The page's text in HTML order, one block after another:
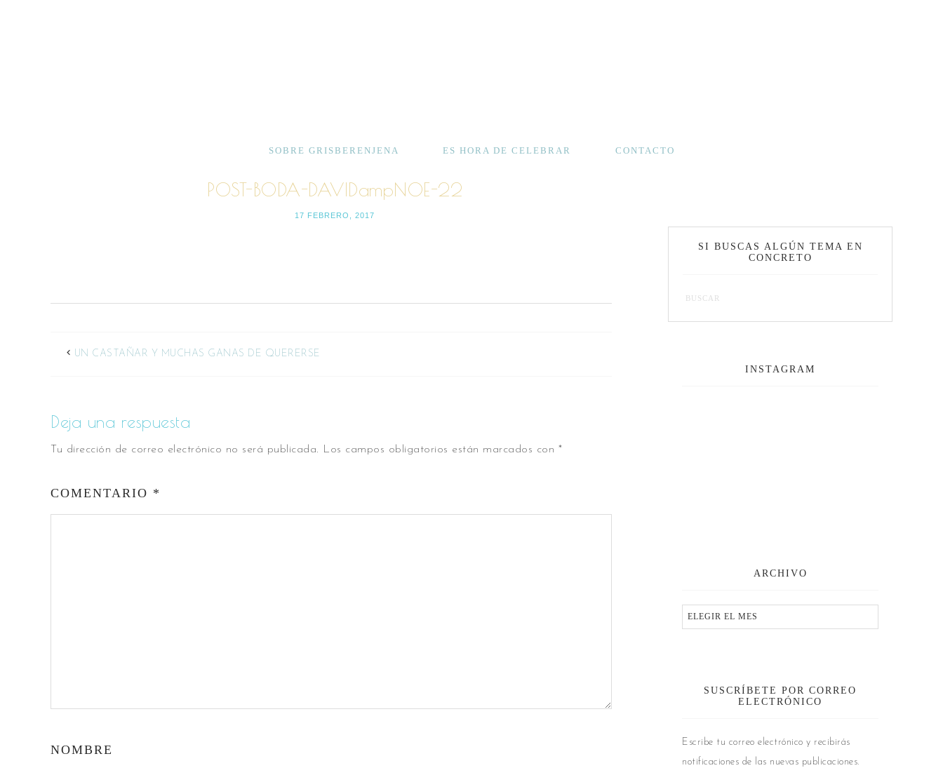
SOBRE GRISBERENJENA ES HORA DE CELEBRAR CONTACTO
POST-BODA-DAVIDampNOE-22
17 FEBRERO, 2017
UN CASTAÑAR Y MUCHAS GANAS DE QUERERSE
Deja una respuesta
Tu dirección de correo electrónico no será publicada. Los campos obligatorios están marcados con *
COMENTARIO *
NOMBRE
SI BUSCAS ALGÚN TEMA EN
CONCRETO
INSTAGRAM
ARCHIVO
SUSCRÍBETE POR CORREO
ELECTRÓNICO
Escribe tu correo electrónico y recibirás
notificaciones de las nuevas publicaciones.